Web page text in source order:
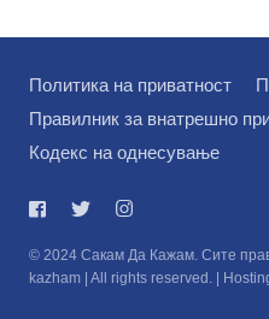
Политика на приватност
Правилник за внатрешно
Кодекс на однесување
© 2024 Сакам Да Кажам. Сите
kazham | All rights reserved. |